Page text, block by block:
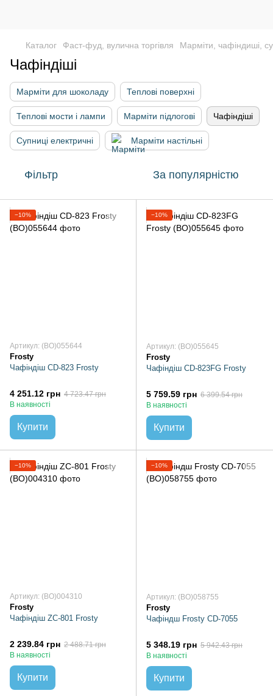
Каталог Фаст-фуд, вулична торгівля Марміти, чафіндиші,
Чафіндіші
Марміти для шоколаду Теплові поверхні
Теплові мости і лампи Марміти підлогові Чафіндіші
Супниці електричні Марміти настільні
Фільтр За популярністю
−10%
Артикул: (BO)055644
Frosty
Чафіндіш CD-823 Frosty
4 251.12 грн 4 723.47 грн
В наявності
Купити
−10%
Артикул: (BO)055645
Frosty
Чафіндіш CD-823FG Frosty
5 759.59 грн 6 399.54 грн
В наявності
Купити
−10%
Артикул: (BO)004310
Frosty
Чафіндіш ZC-801 Frosty
2 239.84 грн 2 488.71 грн
В наявності
Купити
−10%
Артикул: (BO)058755
Frosty
Чафіндш Frosty CD-7055
5 348.19 грн 5 942.43 грн
В наявності
Купити